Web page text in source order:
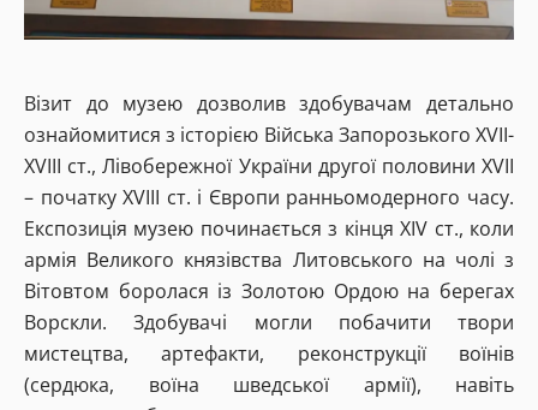
Візит до музею дозволив здобувачам детально
ознайомитися з історією Війська Запорозького XVII-
XVIII ст., Лівобережної України другої половини XVII
– початку XVIII ст. і Європи ранньомодерного часу.
Експозиція музею починається з кінця XIV ст., коли
армія Великого князівства Литовського на чолі з
Вітовтом боролася із Золотою Ордою на берегах
Ворскли. Здобувачі могли побачити твори
мистецтва, артефакти, реконструкції воїнів
(сердюка, воїна шведської армії), навіть